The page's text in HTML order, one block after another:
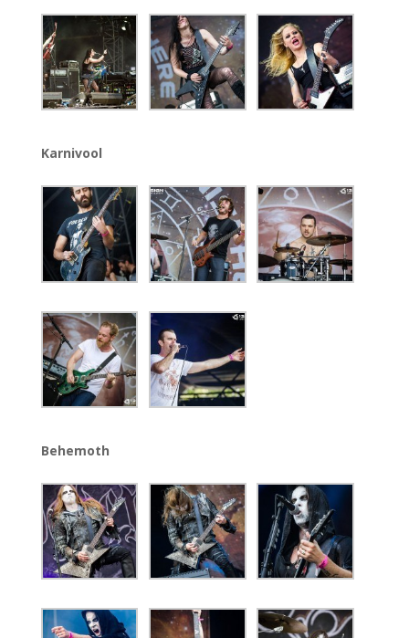
Karnivool
Behemoth